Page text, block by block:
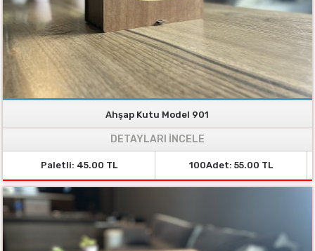
Ahşap Kutu Model 901
DETAYLARI İNCELE
Paletli: 45.00 TL 100Adet: 55.00 TL